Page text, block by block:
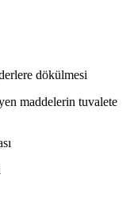
dökülmesi
maddelerin tuvalete